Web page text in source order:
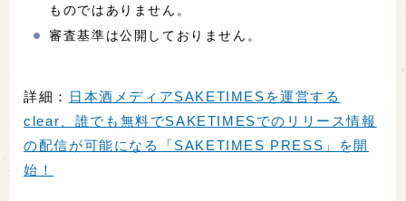
ものではありません。
審査基準は公開しておりません。
詳細： 日本酒メディアSAKETIMESを運営する
clear、誰でも無料でSAKETIMESでのリリース情報
の配信が可能になる「SAKETIMES PRESS」を開
始！